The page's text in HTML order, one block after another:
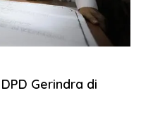
Gerindra di